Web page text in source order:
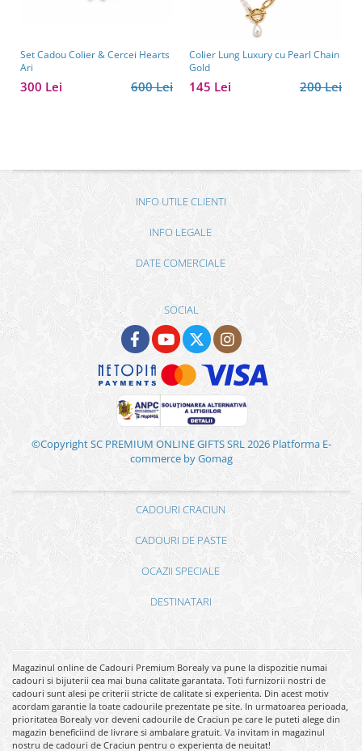
Set Cadou Colier & Cercei Hearts
Ari
600 Lei
300 Lei
Colier Lung Luxury cu Pearl Chain
Gold
200 Lei
145 Lei
INFO UTILE CLIENTI
INFO LEGALE
DATE COMERCIALE
SOCIAL
©Copyright SC PREMIUM ONLINE GIFTS SRL 2026 Platforma E-
commerce by Gomag
CADOURI CRACIUN
CADOURI DE PASTE
OCAZII SPECIALE
DESTINATARI
Magazinul online de Cadouri Premium Borealy va pune la dispozitie numai
cadouri si bijuterii cea mai buna calitate garantata. Toti furnizorii nostri de
cadouri sunt alesi pe criterii stricte de calitate si experienta. Din acest motiv
acordam garantie la toate cadourile prezentate pe site. In urmatoarea perioada,
prioritatea Borealy vor deveni cadourile de Craciun pe care le puteti alege din
magazin beneficiind de livrare si ambalare gratuit. Va invitam in magazinul
nostru de cadouri de Craciun pentru o experienta de neuitat!